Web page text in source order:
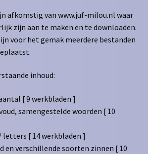
afkomstig van www.juf-milou.nl waar
zijn aan te maken en te downloaden.
voor het gemak meerdere bestanden
inhoud:
[ 9 werkbladen ]
samengestelde woorden [ 10
letters [ 14 werkbladen ]
en verschillende soorten zinnen [ 10